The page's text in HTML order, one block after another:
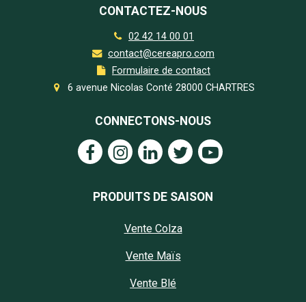
CONTACTEZ-NOUS
02 42 14 00 01
contact@cereapro.com
Formulaire de contact
6 avenue Nicolas Conté 28000 CHARTRES
CONNECTONS-NOUS
PRODUITS DE SAISON
Vente Colza
Vente Maïs
Vente Blé